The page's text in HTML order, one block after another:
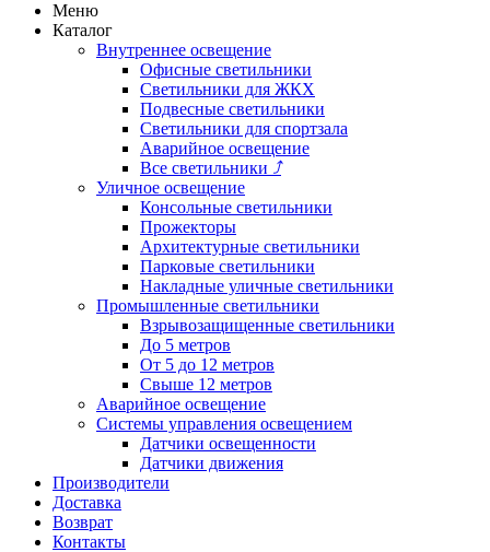
Меню
Каталог
Внутреннее освещение
Офисные светильники
Светильники для ЖКХ
Подвесные светильники
Светильники для спортзала
Аварийное освещение
Все светильники ⤴
Уличное освещение
Консольные светильники
Прожекторы
Архитектурные светильники
Парковые светильники
Накладные уличные светильники
Промышленные светильники
Взрывозащищенные светильники
До 5 метров
От 5 до 12 метров
Свыше 12 метров
Аварийное освещение
Системы управления освещением
Датчики освещенности
Датчики движения
Производители
Доставка
Возврат
Контакты